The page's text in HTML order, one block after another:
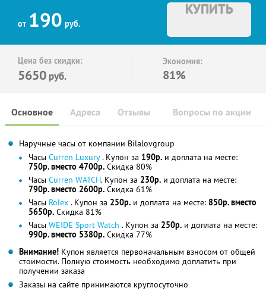
от 190 руб.
КУПИТЬ
Цена без скидки:
5650 руб.
Экономия:
81%
Основное Отзывы Вопросы по акции
Адреса
Наручные часы от компании Bilalovgroup
Часы Сurren Luxury. Купон за 190р. и доплата на месте:
750р. вместо 4700р. Скидка 80%
Часы Curren WATCH. Купон за 230р. и доплата на месте:
790р. вместо 2600р. Скидка 61%
Часы Rolex . Купон за 250р. и доплата на месте: 850р. вместо
5650р. Скидка 81%
Часы WEIDE Sport Watch . Купон за 250р. и доплата на месте:
990р. вместо 5380р. Скидка 77%
Внимание! Купон является первоначальным взносом от общей
стоимости. Полную стоимость необходимо доплатить при
получении заказа
Заказы на сайте принимаются круглосуточно